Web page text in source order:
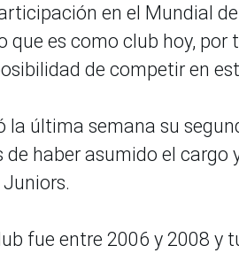
en el Mundial
que es como club hoy, por
de competir en
la última semana su
de haber asumido el
fue entre 2006 y 2008 y